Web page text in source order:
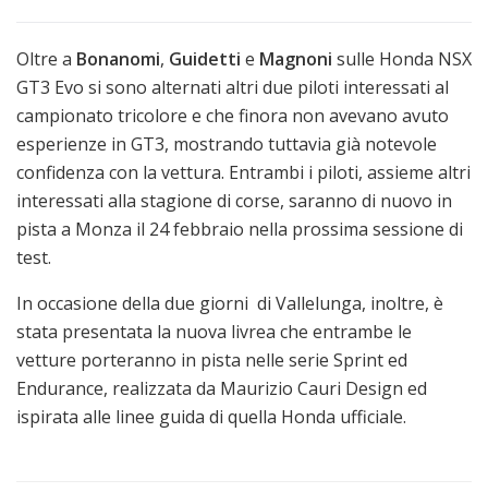
Oltre a Bonanomi, Guidetti e Magnoni sulle Honda NSX
GT3 Evo si sono alternati altri due piloti interessati al
campionato tricolore e che finora non avevano avuto
esperienze in GT3, mostrando tuttavia già notevole
confidenza con la vettura. Entrambi i piloti, assieme altri
interessati alla stagione di corse, saranno di nuovo in
pista a Monza il 24 febbraio nella prossima sessione di
test.
In occasione della due giorni di Vallelunga, inoltre, è
stata presentata la nuova livrea che entrambe le
vetture porteranno in pista nelle serie Sprint ed
Endurance, realizzata da Maurizio Cauri Design ed
ispirata alle linee guida di quella Honda ufficiale.